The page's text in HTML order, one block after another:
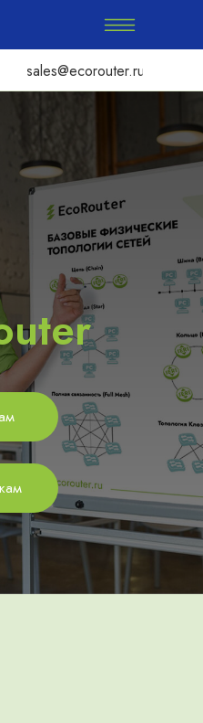
sales@ecorouter.ru